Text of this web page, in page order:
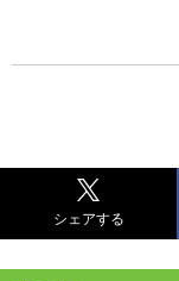
シェアする